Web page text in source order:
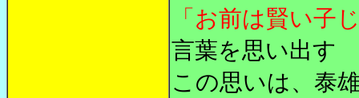
「お前は賢い子
言葉を思い出す
この思いは、泰